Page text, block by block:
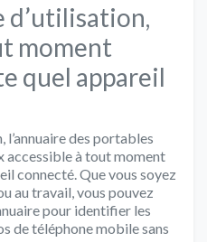
moment
quel appareil
des portables
accessible à tout moment
connecté. Que vous soyez
au travail, vous pouvez
pour identifier les
de téléphone mobile sans